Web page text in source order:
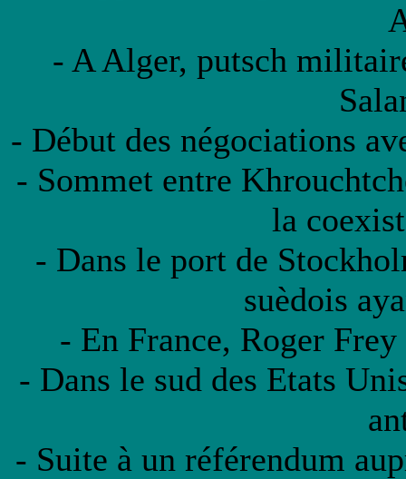
- A Alger, putsch
- Début des négociations
- Sommet entre
la
- Dans le port de
suèdois
- En France, Roger
- Dans le sud des Etats
- Suite à un référendum